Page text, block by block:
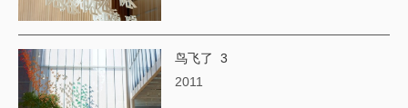
鸟飞了 3
2011